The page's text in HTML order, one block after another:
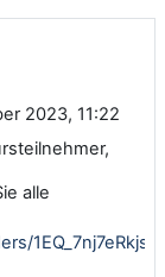
2023, 11:22
alle